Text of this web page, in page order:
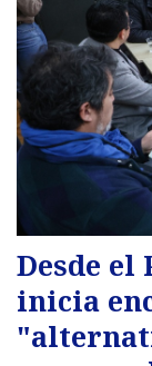
Desde el
inicia